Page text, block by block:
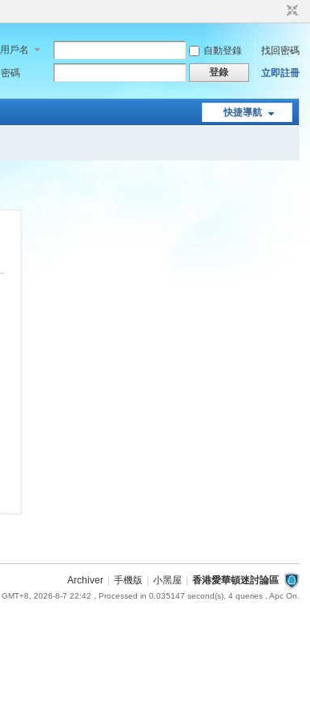
用戶名 自動登錄
找回密碼
密碼
登錄 立即註冊
快捷導航
Archiver 手機版 小黑屋 香港愛華頓迷討論區
GMT+8, 2026-8-7 22:42 , Processed in 0.035147 second(s), 4 queries , Apc On.